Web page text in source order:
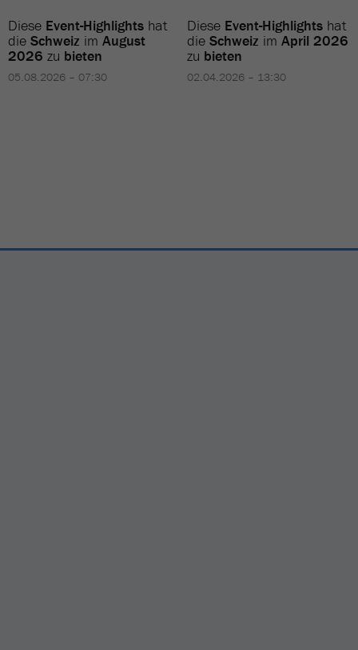
Diese Event-Highlights hat
die Schweiz im August
2026 zu bieten
05.08.2026 – 07:30
Diese Event-Highlights hat
die Schweiz im April 2026
zu bieten
02.04.2026 – 13:30